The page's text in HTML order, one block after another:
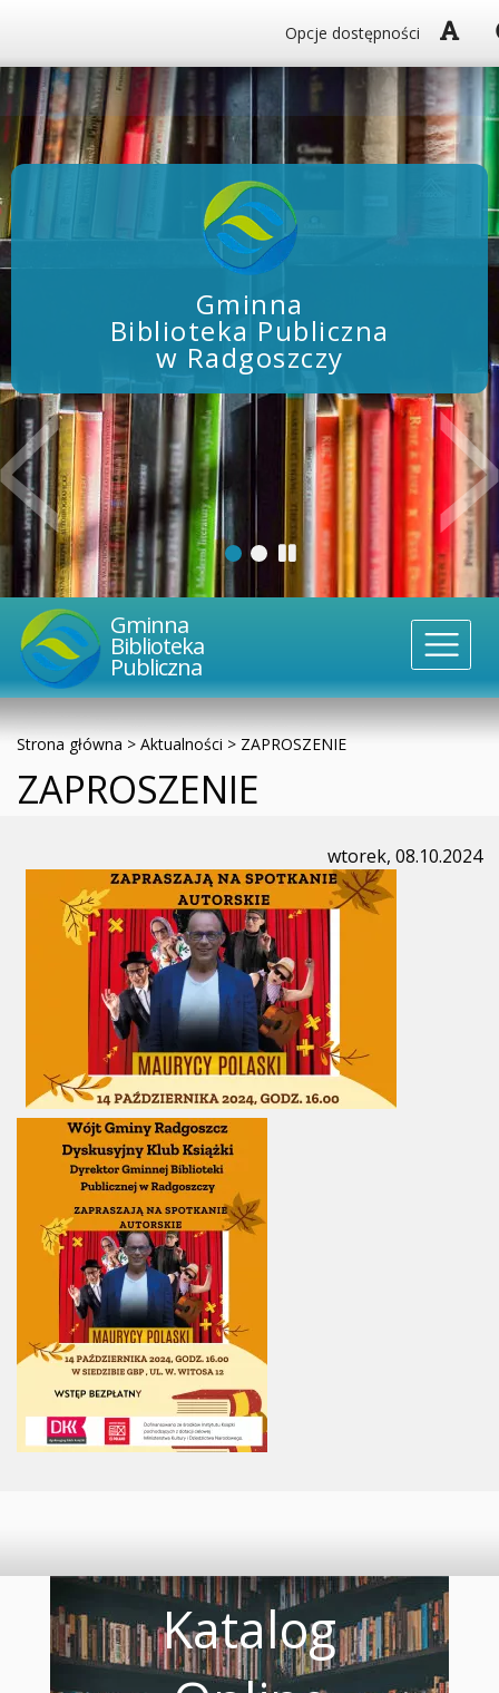
Opcje dostępności
Gminna
Biblioteka Publiczna
w Radgoszczy
Gminna
Biblioteka
Publiczna
Strona główna > Aktualności > ZAPROSZENIE
ZAPROSZENIE
wtorek, 08.10.2024
Katalog